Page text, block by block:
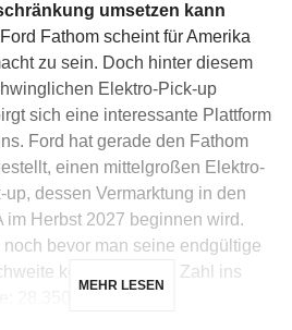
umsetzen kann
Fathom scheint für Amerika
zu sein. Doch hinter diesem
Elektro-Pick-up
sich eine interessante Plattform
Ford hat gerade den Fathom
einen mittelgroßen Elektro-
up, dessen Vermarktung in den
im Herbst 2027 beginnen wird.
noch bevor man seine endgültige
kennt, fällt eine Zahl ins
MEHR LESEN